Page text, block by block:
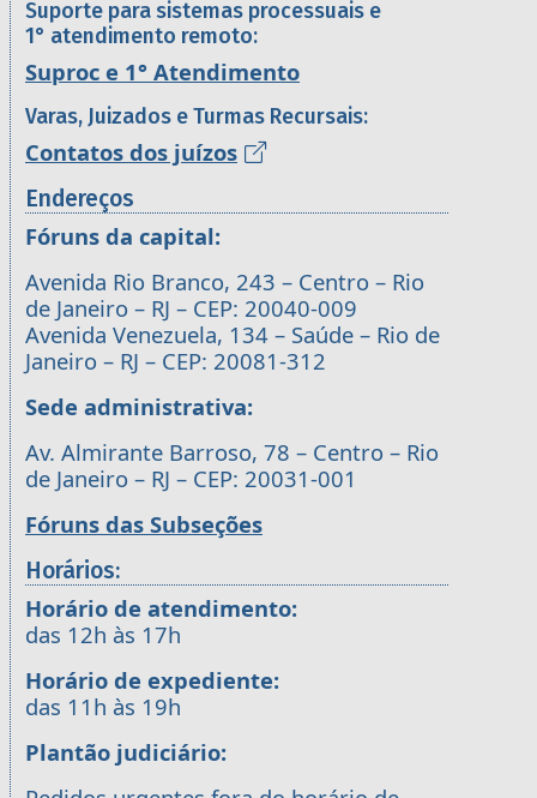
Suporte para sistemas processuais e
1° atendimento remoto:
Suproc e 1° Atendimento
Varas, Juizados e Turmas Recursais:
Contatos dos juízos
Endereços
Fóruns da capital:
Avenida Rio Branco, 243 – Centro – Rio
de Janeiro – RJ – CEP: 20040-009
Avenida Venezuela, 134 – Saúde – Rio de
Janeiro – RJ – CEP: 20081-312
Sede administrativa:
Av. Almirante Barroso, 78 – Centro – Rio
de Janeiro – RJ – CEP: 20031-001
Fóruns das Subseções
Horários:
Horário de atendimento:
das 12h às 17h
Horário de expediente:
das 11h às 19h
Plantão judiciário: